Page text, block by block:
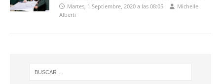
Martes, 1 Septiembre, 2020 a las 08:05
Michelle
Alberti